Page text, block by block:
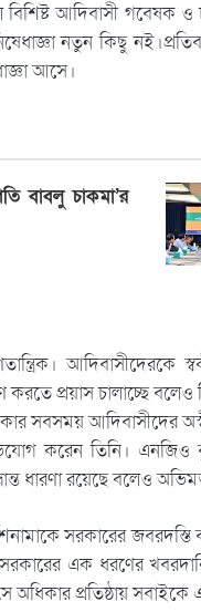
আদিবাসী গবেষক ও
নতুন কিছু
আসে।
বাবলু চাকমা’র
আদিবাসীদেরকে
প্রয়াস চালাচ্ছে বলেও
সবসময় আদিবাসীদের
করেন তিনি। এনজিও
ধারণা রয়েছে বলেও
সরকারের
এক ধরণের
অধিকার প্রতিষ্ঠায়